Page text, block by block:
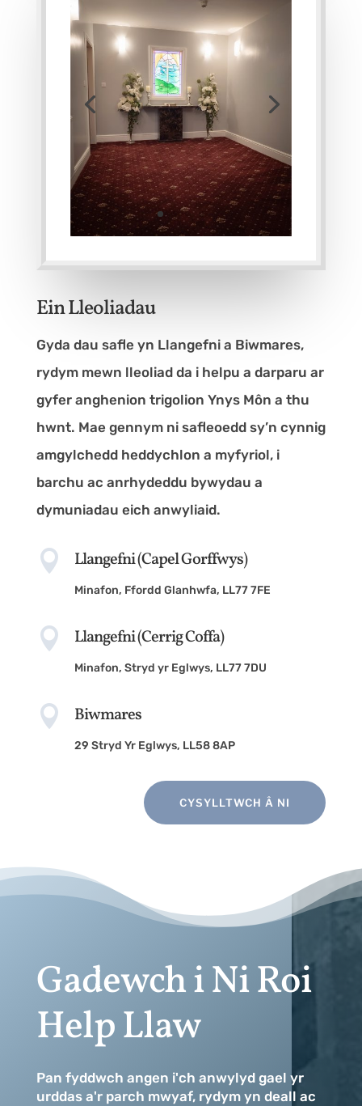
Ein Lleoliadau
Gyda dau safle yn Llangefni a Biwmares,
rydym mewn lleoliad da i helpu a darparu ar
gyfer anghenion trigolion Ynys Môn a thu
hwnt. Mae gennym ni safleoedd sy’n cynnig
amgylchedd heddychlon a myfyriol, i
barchu ac anrhydeddu bywydau a
dymuniadau eich anwyliaid.
 Llangefni (Capel Gorffwys)
Minafon, Ffordd Glanhwfa, LL77 7FE
 Llangefni (Cerrig Coffa)
Minafon, Stryd yr Eglwys, LL77 7DU
 Biwmares
29 Stryd Yr Eglwys, LL58 8AP
CYSYLLTWCH Â NI
Gadewch i Ni Roi
Help Llaw
Pan fyddwch angen i'ch anwylyd gael yr
urddas a'r parch mwyaf, rydym yn deall ac